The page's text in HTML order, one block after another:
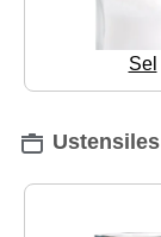
Sel
Ustensiles